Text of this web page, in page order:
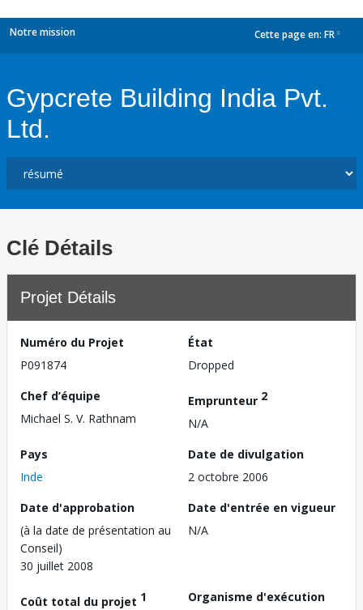
Notre mission Cette page en: FR
Gypcrete Building India Pvt.
Ltd.
Clé Détails
Projet Détails
Numéro du Projet
P091874
État
Dropped
Chef d’équipe
Michael S. V. Rathnam
Emprunteur 2
N/A
Pays
Inde
Date de divulgation
2 octobre 2006
Date d'approbation
(à la date de présentation au
Conseil)
30 juillet 2008
Date d'entrée en vigueur
N/A
Coût total du projet 1
Organisme d'exécution